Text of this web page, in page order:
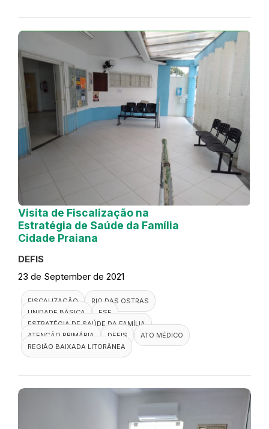
Visita de Fiscalização na
Estratégia de Saúde da Família
Cidade Praiana
DEFIS
23 de September de 2021
FISCALIZAÇÃO
RIO DAS OSTRAS
UNIDADE BÁSICA
ESF
ESTRATÉGIA DE SAÚDE DA FAMÍLIA
ATENÇÃO PRIMÁRIA
DEFIS
ATO MÉDICO
REGIÃO BAIXADA LITORÂNEA